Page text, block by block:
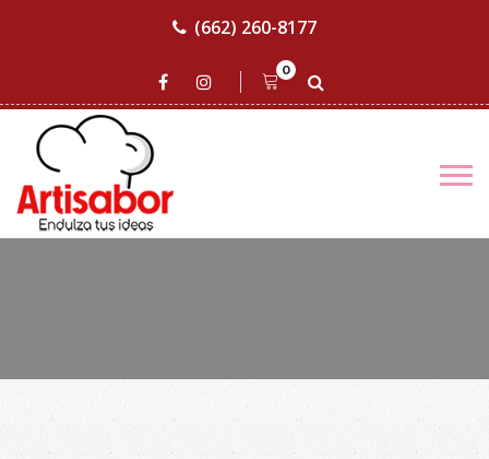
(662) 260-8177
0